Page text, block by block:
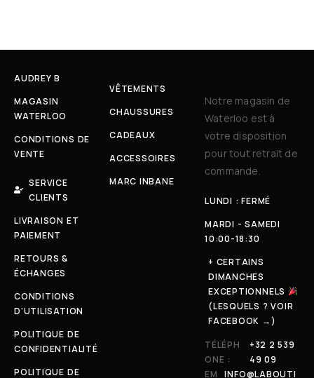
AUDREY B
MAGASIN
WATERLOO
CONDITIONS DE
VENTE
SERVICE
CLIENTS
LIVRAISON ET
PAIEMENT
RETOURS &
ÉCHANGES
CONDITIONS
D'UTILISATION
POLITIQUE DE
CONFIDENTIALITÉ
POLITIQUE DE
VÊTEMENTS
CHAUSSURES
CADEAUX
ACCESSOIRES
MARC INBANE
Notre magasin de
Waterloo est à
votre disposition
pour tout retrait de
commande.
LUNDI : FERMÉ
MARDI - SAMEDI
10:00-18:30
+ CERTAINS
DIMANCHES
EXCEPTIONNELS
(LESQUELS ? VOIR
FACEBOOK →)
TÉLÉPH
ONE :
+32 2 539
49 09
EM
INFO@LABOUTI